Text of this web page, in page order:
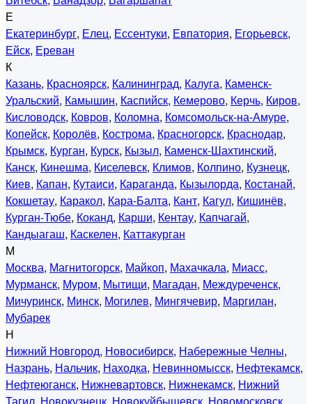
Е
Екатеринбург, Елец, Ессентуки, Евпатория, Егорьевск,
Ейск, Ереван
К
Казань, Красноярск, Калининград, Калуга, Каменск-
Уральский, Камышин, Каспийск, Кемерово, Керчь, Киров,
Кисловодск, Ковров, Коломна, Комсомольск-на-Амуре,
Копейск, Королёв, Кострома, Красногорск, Краснодар,
Крымск, Курган, Курск, Кызыл, Каменск-Шахтинский,
Канск, Кинешма, Киселевск, Климов, Колпино, Кузнецк,
Киев, Капан, Кутаиси, Караганда, Кызылорда, Костанай,
Кокшетау, Каракол, Кара-Балта, Кант, Кагул, Кишинёв,
Курган-Тюбе, Коканд, Карши, Кентау, Капчагай,
Кандыагаш, Каскелен, Каттакурган
М
Москва, Магнитогорск, Майкоп, Махачкала, Миасс,
Мурманск, Муром, Мытищи, Магадан, Междуреченск,
Мичуринск, Минск, Могилев, Мингячевир, Маргилан,
Мубарек
Н
Нижний Новгород, Новосибирск, Набережные Челны,
Назрань, Нальчик, Находка, Невинномысск, Нефтекамск,
Нефтеюганск, Нижневартовск, Нижнекамск, Нижний